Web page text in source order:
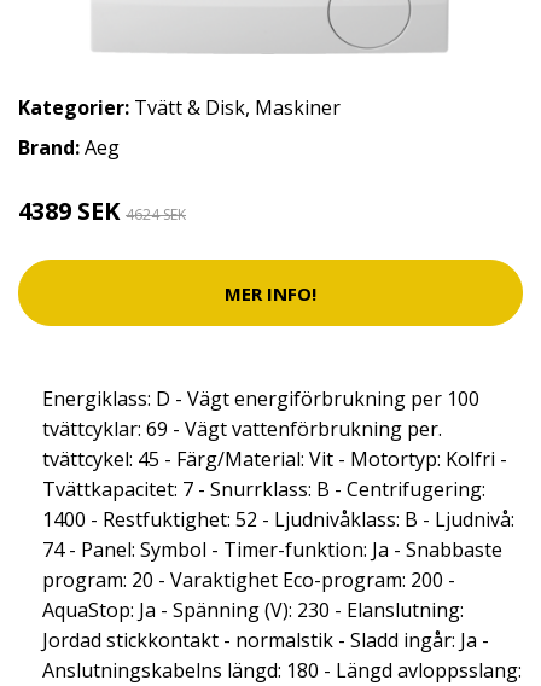
Kategorier: Tvätt & Disk, Maskiner
Brand:Aeg
4389 SEK 4624 SEK
MER INFO!
Energiklass: D - Vägt energiförbrukning per 100
tvättcyklar: 69 - Vägt vattenförbrukning per.
tvättcykel: 45 - Färg/Material: Vit - Motortyp: Kolfri -
Tvättkapacitet: 7 - Snurrklass: B - Centrifugering:
1400 - Restfuktighet: 52 - Ljudnivåklass: B - Ljudnivå:
74 - Panel: Symbol - Timer-funktion: Ja - Snabbaste
program: 20 - Varaktighet Eco-program: 200 -
AquaStop: Ja - Spänning (V): 230 - Elanslutning:
Jordad stickkontakt - normalstik - Sladd ingår: Ja -
Anslutningskabelns längd: 180 - Längd avloppsslang: